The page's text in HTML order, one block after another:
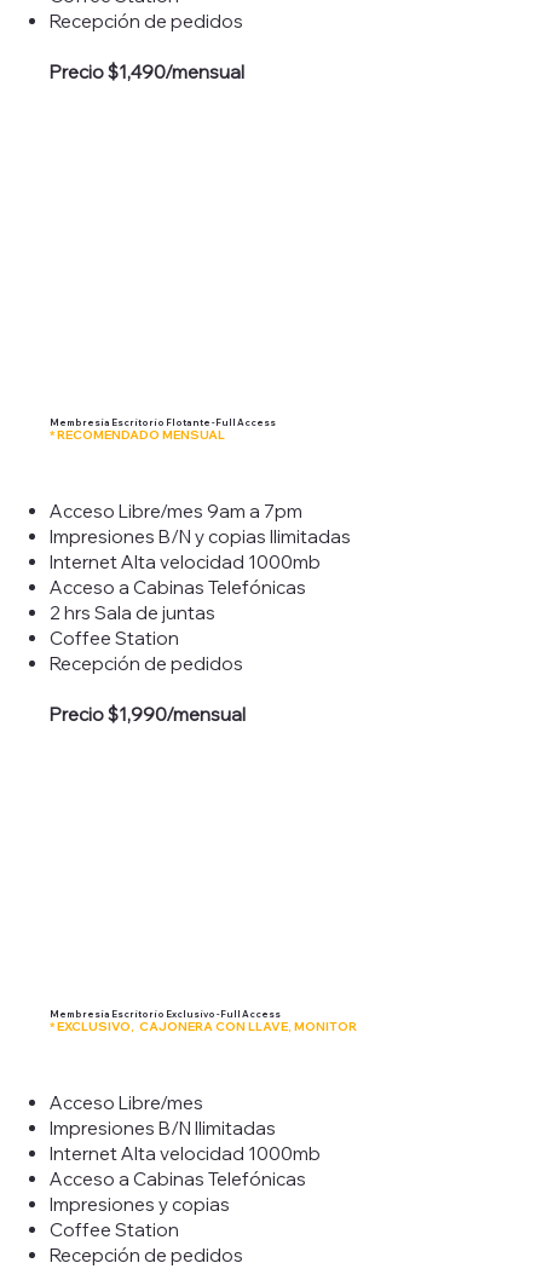
Recepción de pedidos
Precio $1,490/mensual
Membresía Escritorio Flotante - Full Access
* RECOMENDADO MENSUAL
Acceso Libre/mes 9am a 7pm
Impresiones B/N y copias Ilimitadas
Internet Alta velocidad 1000mb
Acceso a Cabinas Telefónicas
2 hrs Sala de juntas
Coffee Station
Recepción de pedidos
Precio $1,990/mensual
Membresía Escritorio Exclusivo - Full Access
* EXCLUSIVO, CAJONERA CON LLAVE, MONITOR
Acceso Libre/mes
Impresiones B/N Ilimitadas
Internet Alta velocidad 1000mb
Acceso a Cabinas Telefónicas
Impresiones y copias
Coffee Station
Recepción de pedidos